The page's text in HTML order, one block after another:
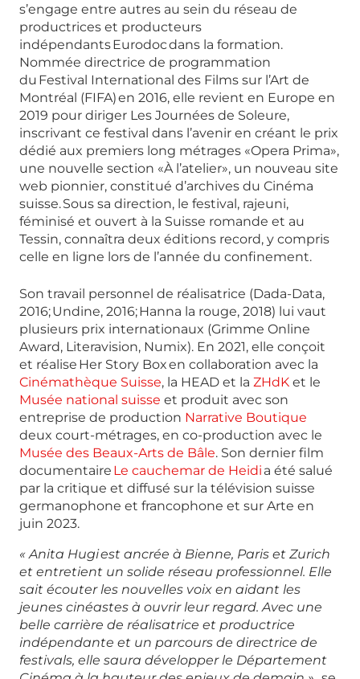
s’engage entre autres au sein du réseau de
productrices et producteurs
indépendants Eurodoc dans la formation.
Nommée directrice de programmation
du Festival International des Films sur l’Art de
Montréal (FIFA) en 2016, elle revient en Europe en
2019 pour diriger Les Journées de Soleure,
inscrivant ce festival dans l’avenir en créant le prix
dédié aux premiers long métrages «Opera Prima»,
une nouvelle section «À l’atelier», un nouveau site
web pionnier, constitué d’archives du Cinéma
suisse. Sous sa direction, le festival, rajeuni,
féminisé et ouvert à la Suisse romande et au
Tessin, connaîtra deux éditions record, y compris
celle en ligne lors de l’année du confinement.
Son travail personnel de réalisatrice (Dada-Data,
2016; Undine, 2016; Hanna la rouge, 2018) lui vaut
plusieurs prix internationaux (Grimme Online
Award, Literavision, Numix). En 2021, elle conçoit
et réalise Her Story Box en collaboration avec la
Cinémathèque Suisse, la HEAD et la ZHdK et le
Musée national suisse et produit avec son
entreprise de production Narrative Boutique
deux court-métrages, en co-production avec le
Musée des Beaux-Arts de Bâle. Son dernier film
documentaire Le cauchemar de Heidi a été salué
par la critique et diffusé sur la télévision suisse
germanophone et francophone et sur Arte en
juin 2023.
« Anita Hugi est ancrée à Bienne, Paris et Zurich
et entretient un solide réseau professionnel. Elle
sait écouter les nouvelles voix en aidant les
jeunes cinéastes à ouvrir leur regard. Avec une
belle carrière de réalisatrice et productrice
indépendante et un parcours de directrice de
festivals, elle saura développer le Département